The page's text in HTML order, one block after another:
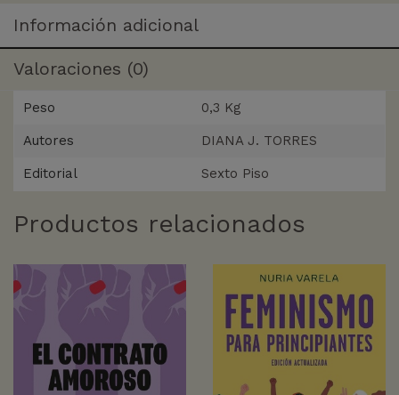
Información adicional
Valoraciones (0)
Peso 0,3 Kg
Autores DIANA J. TORRES
Editorial Sexto Piso
Productos relacionados